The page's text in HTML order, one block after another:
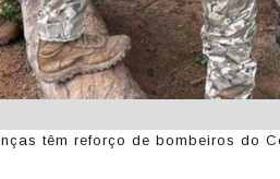
têm reforço de bombeiros do